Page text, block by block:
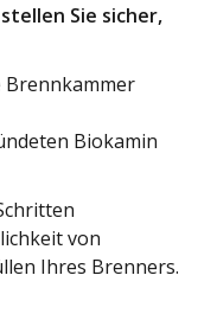
Sie sicher,
Brennkammer
Biokamin
von
Ihres Brenners.